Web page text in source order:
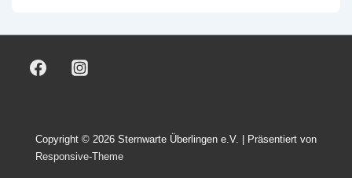
Copyright © 2026 Sternwarte Überlingen e.V.
| Präsentiert von
Responsive-Theme